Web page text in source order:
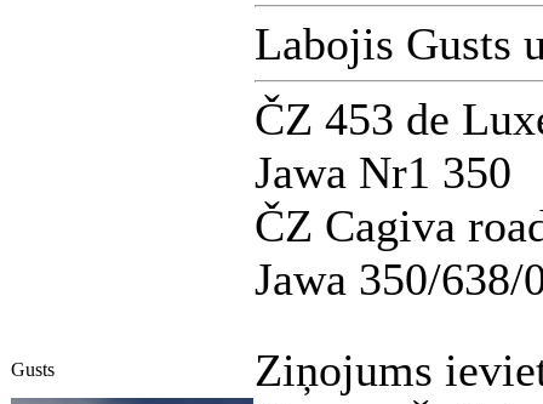
Labojis Gusts
ČZ 453 de
Jawa Nr1 350
ČZ Cagiva
Jawa 350/638/
Gusts Ziņojums